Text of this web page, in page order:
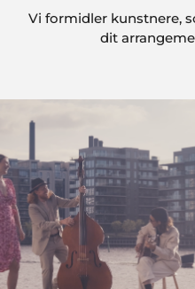
Vi formidler kunstnere,
dit